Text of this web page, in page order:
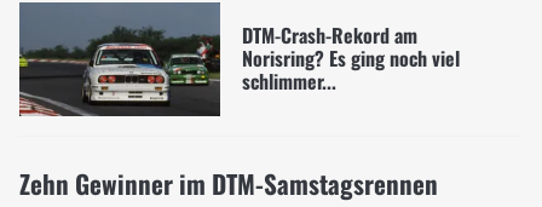
DTM-Crash-Rekord am
Norisring? Es ging noch viel
schlimmer...
Zehn Gewinner im DTM-Samstagsrennen